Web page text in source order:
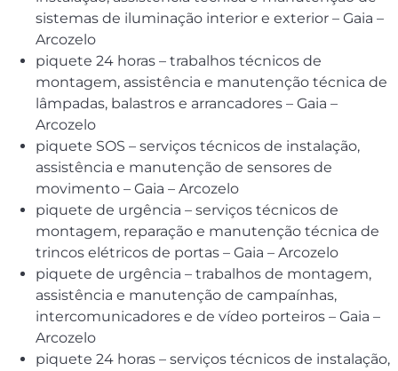
sistemas de iluminação interior e exterior – Gaia –
Arcozelo
piquete 24 horas – trabalhos técnicos de
montagem, assistência e manutenção técnica de
lâmpadas, balastros e arrancadores – Gaia –
Arcozelo
piquete SOS – serviços técnicos de instalação,
assistência e manutenção de sensores de
movimento – Gaia – Arcozelo
piquete de urgência – serviços técnicos de
montagem, reparação e manutenção técnica de
trincos elétricos de portas – Gaia – Arcozelo
piquete de urgência – trabalhos de montagem,
assistência e manutenção de campaínhas,
intercomunicadores e de vídeo porteiros – Gaia –
Arcozelo
piquete 24 horas – serviços técnicos de instalação,